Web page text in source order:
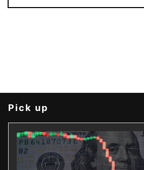
Pick up